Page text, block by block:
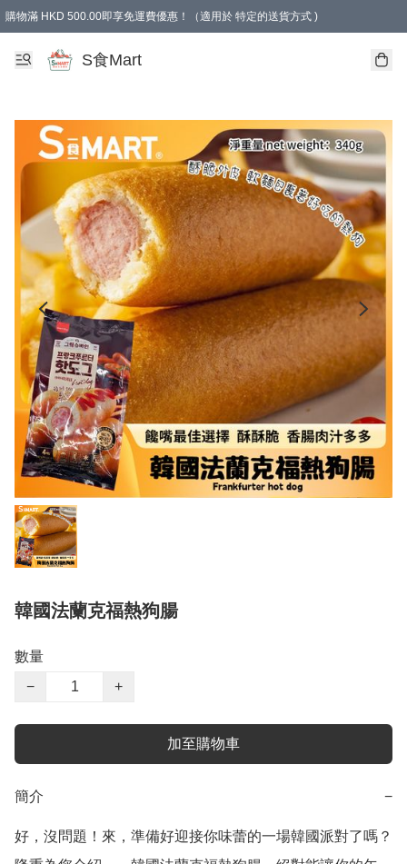
購物滿 HKD 500.00即享免運費優惠！（適用於 特定的送貨方式 )
S食Mart
韓國法蘭克福熱狗腸
數量
−
+
加至購物車
簡介 −
好，沒問題！來，準備好迎接你味蕾的一場韓國派對了嗎？